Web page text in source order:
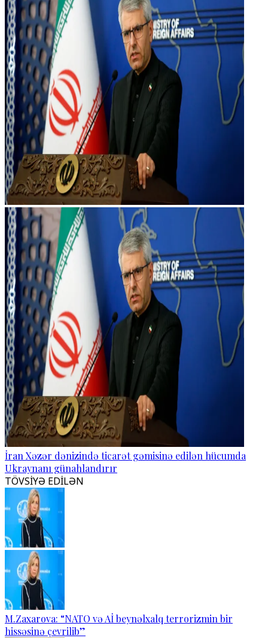
İran Xəzər dənizində ticarət gəmisinə edilən hücumda
Ukraynanı günahlandırır
TÖVSİYƏ EDİLƏN
M.Zaxarova: “NATO və Aİ beynəlxalq terrorizmin bir
hissəsinə çevrilib”